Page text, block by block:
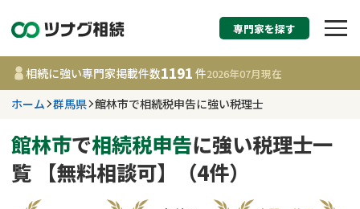
相続税申告・相続手
す
群馬県
事務所
専門家を探す
相続に強い専門家掲載件数1191 件2026年07月現在
ホーム 群馬県 館林市で相続税申告に強い税理士
館林市で相続税申告に強い税理士一
覧 【無料相談可】（4件）